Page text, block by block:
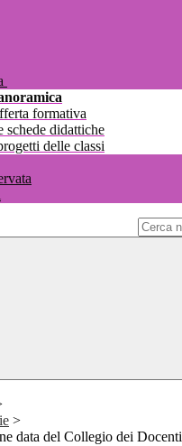
formativa
schede didattiche
delle classi
>
data del Collegio dei Docenti